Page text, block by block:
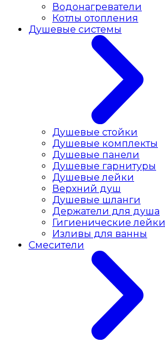
Водонагреватели
Котлы отопления
Душевые системы
Душевые стойки
Душевые комплекты
Душевые панели
Душевые гарнитуры
Душевые лейки
Верхний душ
Душевые шланги
Держатели для душа
Гигиенические лейки
Изливы для ванны
Смесители